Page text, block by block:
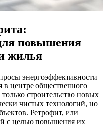
повышения
жилья
энергоэффективности
в центре общественного
строительство новых
чистых технологий, но
Ретрофит, или
с целью повышения их